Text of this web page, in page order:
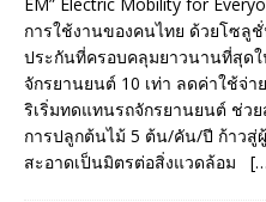
การใช้งานของคนไทย ด้วยโซลู
ประกันที่ครอบคลุมยาวนานที่สุด
จักรยานยนต์ 10 เท่า ลดค่าใช้จ่า
ริเริ่มทดแทนรถจักรยานยนต์ ช่วย
การปลูกต้นไม้ 5 ต้น/คัน/ปี ก้าวสู่
สะอาดเป็นมิตรต่อสิ่งแวดล้อม